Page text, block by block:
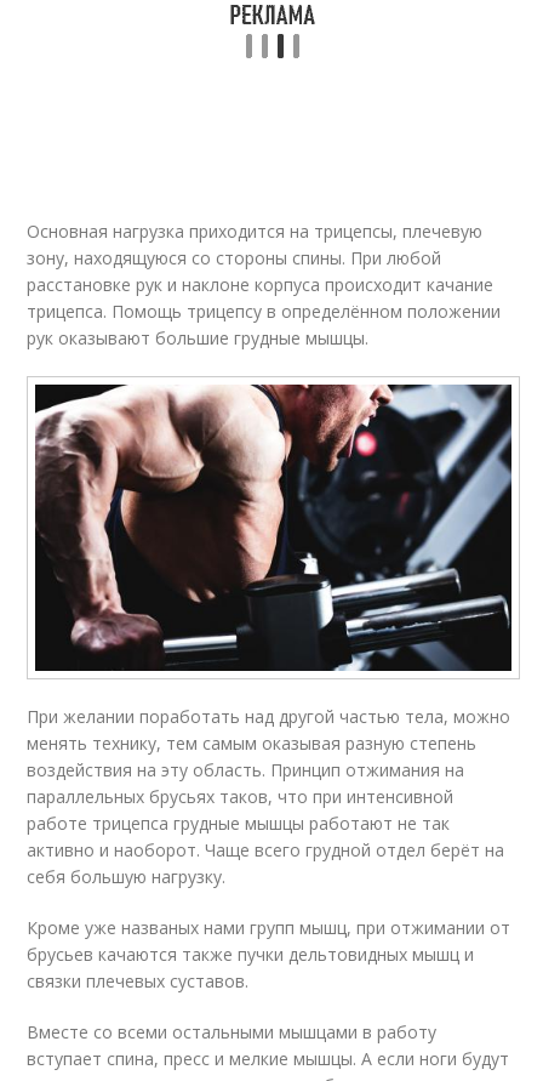
Основная нагрузка приходится на трицепсы, плечевую
зону, находящуюся со стороны спины. При любой
расстановке рук и наклоне корпуса происходит качание
трицепса. Помощь трицепсу в определённом положении
рук оказывают большие грудные мышцы.
При желании поработать над другой частью тела, можно
менять технику, тем самым оказывая разную степень
воздействия на эту область. Принцип отжимания на
параллельных брусьях таков, что при интенсивной
работе трицепса грудные мышцы работают не так
активно и наоборот. Чаще всего грудной отдел берёт на
себя большую нагрузку.
Кроме уже названых нами групп мышц, при отжимании от
брусьев качаются также пучки дельтовидных мышц и
связки плечевых суставов.
Вместе со всеми остальными мышцами в работу
вступает спина, пресс и мелкие мышцы. А если ноги будут